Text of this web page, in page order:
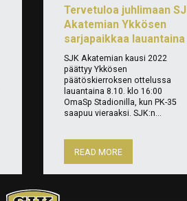
Tervetuloa juhlimaan
Akatemian Ykkösen
sarjapaikkaa lauantaina
SJK Akatemian kausi 2022
päättyy Ykkösen
päätöskierroksen ottelussa
lauantaina 8.10. klo 16:00
OmaSp Stadionilla, kun PK-35
saapuu vieraaksi. SJK:n...
READ MORE